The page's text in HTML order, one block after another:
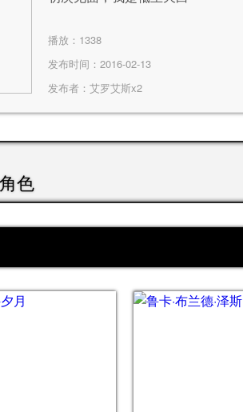
播放： 1338
发布时间：2016-02-13
发布者： 艾罗艾斯x2
色